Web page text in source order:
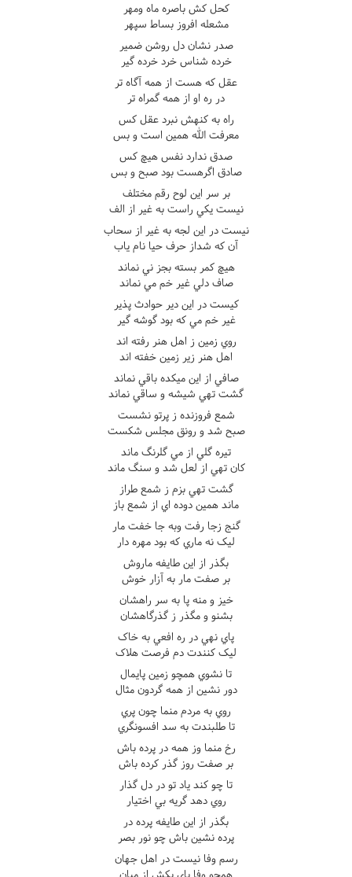
کحل کش باصره ماه ومهر
مشعله افروز بساط سپهر
صدر نشان دل روشن ضمير
خرده شناس خرد خرده گير
عقل که هست از همه آگاه تر
در ره او از همه گمراه تر
راه به کنهش نبرد عقل کس
معرفت الله همين است و بس
صدق ندارد نفس هيچ کس
صادق اگرهست بود صبح و بس
بر سر اين لوح رقم مختلف
نيست يکي راست به غير از الف
نيست در اين لجه به غير از سحاب
آن که شداز حرف حيا نام ياب
هيچ کمر بسته بجز ني نماند
صاف دلي غير خم مي نماند
کيست در اين دير حوادث پذير
غير خم مي که بود گوشه گير
روي زمين ز اهل هنر رفته اند
اهل هنر زير زمين خفته اند
صافي از اين ميکده باقي نماند
گشت تهي شيشه و ساقي نماند
شمع فروزنده ز پرتو نشست
صبح شد و رونق مجلس شکست
تيره گلي از مي گلرنگ ماند
کان تهي از لعل شد و سنگ ماند
گشت تهي بزم ز شمع طراز
ماند همين دوده اي از شمع باز
گنج زجا رفت وبه جا خفت مار
ليک نه ماري که بود مهره دار
بگذر از اين طايفه ماروش
بر صفت مار به آزار خوش
خيز و منه پا به سر راهشان
بشنو و مگذر ز گذرگاهشان
پاي نهي در ره افعي به خاک
ليک کنندت دم فرصت هلاک
تا نشوي همچو زمين پايمال
دور نشين از همه گردون مثال
روي به مردم منما چون پري
تا طلبندت به سد افسونگري
رخ منما وز همه در پرده باش
بر صفت روز گذر کرده باش
تا چو کند ياد تو در دل گذار
روي دهد گريه بي اختيار
بگذر از اين طايفه پرده در
پرده نشين باش چو نور بصر
رسم وفا نيست در اهل جهان